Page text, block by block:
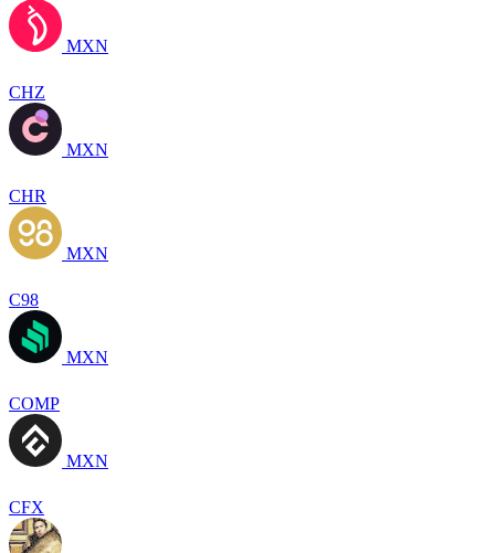
MXN
CHZ
MXN
CHR
MXN
C98
MXN
COMP
MXN
CFX